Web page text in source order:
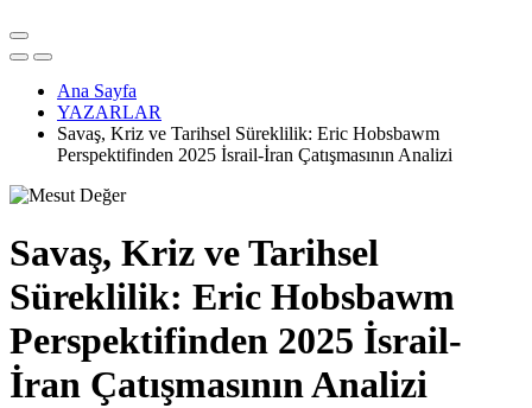
Ana Sayfa
YAZARLAR
Savaş, Kriz ve Tarihsel Süreklilik: Eric Hobsbawm
Perspektifinden 2025 İsrail-İran Çatışmasının Analizi
Savaş, Kriz ve Tarihsel
Süreklilik: Eric Hobsbawm
Perspektifinden 2025 İsrail-
İran Çatışmasının Analizi